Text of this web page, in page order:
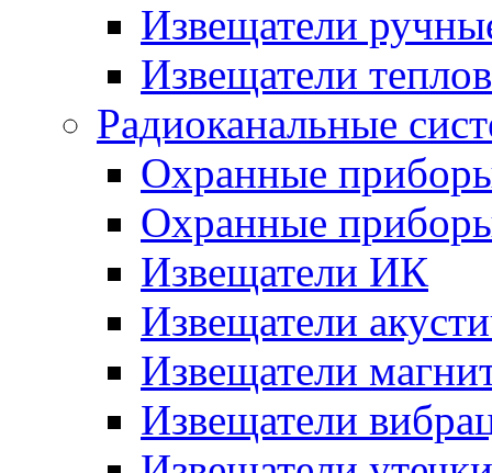
Извещатели
Извещатели
Радиоканальные
Охранные
Охранные
Извещатели ИК
Извещатели
Извещатели
Извещатели